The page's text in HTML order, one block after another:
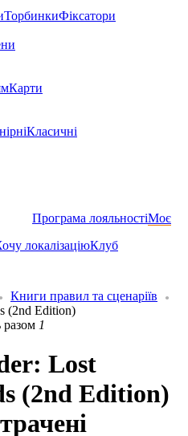
ТорбинкиФіксатори
Карти
Класичні
Програма лояльностіМоє
локалізаціюКлуб
Книги правил та сценаріїв
(2nd Edition)
1
Lost
(2nd Edition)